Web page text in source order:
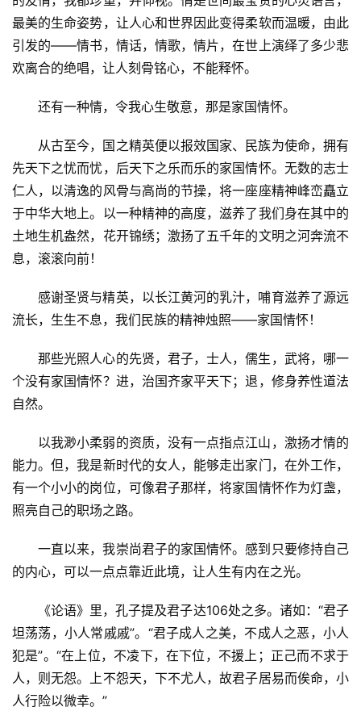
最美的生命姿势，让人心和世界因此变得柔软而温暖，由此
引发的——情书，情话，情歌，情片，在世上演绎了多少悲
欢离合的绝唱，让人刻骨铭心，不能释怀。
还有一种情，令我心生敬意，那是家国情怀。
从古至今，国之精英便以报效国家、民族为使命，拥有
先天下之忧而忧，后天下之乐而乐的家国情怀。无数的志士
仁人，以清逸的风骨与高尚的节操，将一座座精神峰峦矗立
于中华大地上。以一种精神的高度，滋养了我们身在其中的
土地生机盎然，花开锦绣；激扬了五千年的文明之河奔流不
息，滚滚向前！
感谢圣贤与精英，以长江黄河的乳汁，哺育滋养了源远
流长，生生不息，我们民族的精神烛照——家国情怀！
那些光照人心的先贤，君子，士人，儒生，武将，哪一
个没有家国情怀？进，治国齐家平天下；退，修身养性道法
自然。
以我渺小柔弱的资质，没有一点指点江山，激扬才情的
能力。但，我是新时代的女人，能够走出家门，在外工作，
有一个小小的岗位，可像君子那样，将家国情怀作为灯盏，
照亮自己的职场之路。
一直以来，我崇尚君子的家国情怀。感到只要修持自己
的内心，可以一点点靠近此境，让人生有内在之光。
《论语》里，孔子提及君子达106处之多。诸如：“君子
坦荡荡，小人常戚戚”。“君子成人之美，不成人之恶，小人
犯是”。“在上位，不凌下，在下位，不援上；正己而不求于
人，则无怨。上不怨天，下不尤人，故君子居易而俟命，小
人行险以微幸。”